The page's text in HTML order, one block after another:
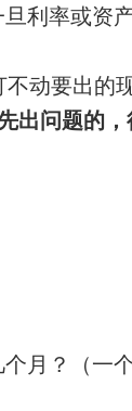
利率或资
动要出的
问题的，
月？（一